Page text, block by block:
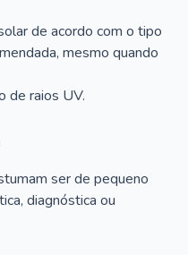
de acordo com o tipo
mesmo quando
de raios UV.
ser de pequeno
diagnóstica ou